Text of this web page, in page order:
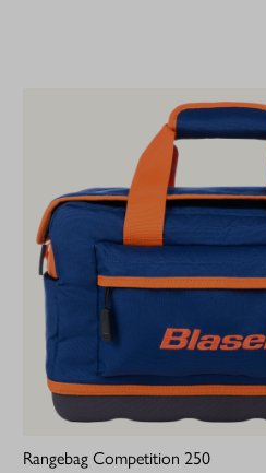
Rangebag Competition 250